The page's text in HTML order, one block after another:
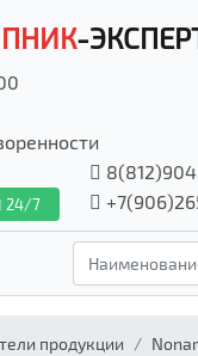
-
24/7
продукции